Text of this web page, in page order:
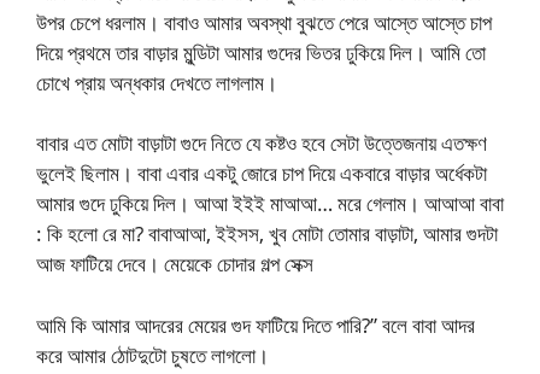
উপর চেপে ধরলাম। বাবাও আমার অবস্থা বুঝতে পেরে আস্তে আস্তে চাপ
দিয়ে প্রথমে তার বাড়ার মুন্ডিটা আমার গুদের ভিতর ঢুকিয়ে দিল। আমি তো
চোখে প্রায় অন্ধকার দেখতে লাগলাম।
বাবার এত মোটা বাড়াটা গুদে নিতে যে কষ্টও হবে সেটা উত্তেজনায় এতক্ষণ
ভুলেই ছিলাম। বাবা এবার একটু জোরে চাপ দিয়ে একবারে বাড়ার অর্ধেকটা
আমার গুদে ঢুকিয়ে দিল। আআ ইইই মাআআ… মরে গেলাম। আআআ বাবা
: কি হলো রে মা? বাবাআআ, ইইসস, খুব মোটা তোমার বাড়াটা, আমার গুদটা
আজ ফাটিয়ে দেবে। মেয়েকে চোদার গল্প সেক্স
আমি কি আমার আদরের মেয়ের গুদ ফাটিয়ে দিতে পারি?” বলে বাবা আদর
করে আমার ঠোটদুটো চুষতে লাগলো।